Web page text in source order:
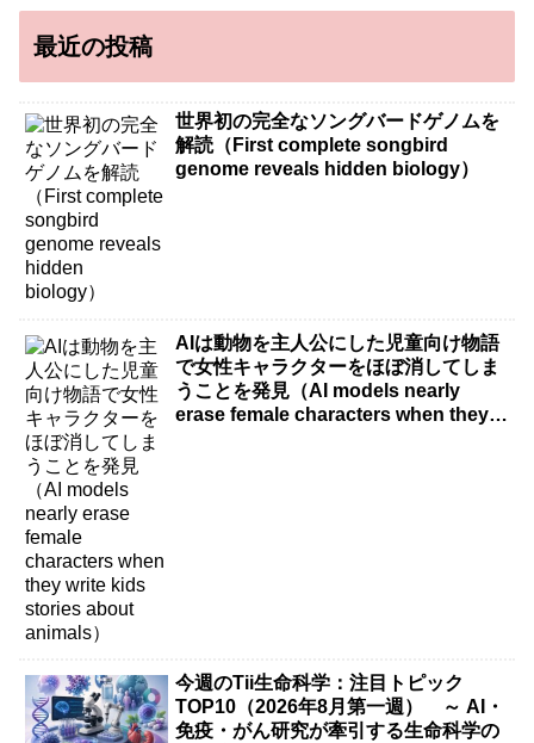
最近の投稿
世界初の完全なソングバードゲノムを
解読（First complete songbird
genome reveals hidden biology）
AIは動物を主人公にした児童向け物語
で女性キャラクターをほぼ消してしま
うことを発見（AI models nearly
erase female characters when they
今週のTii生命科学：注目トピック
TOP10（2026年8月第一週） ～ AI・
免疫・がん研究が牽引する生命科学の